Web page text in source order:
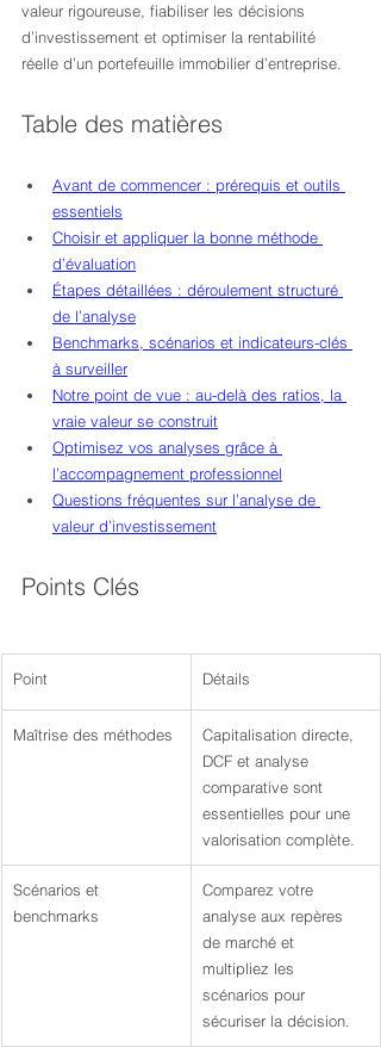
valeur rigoureuse, fiabiliser les décisions
d’investissement et optimiser la rentabilité
réelle d’un portefeuille immobilier d’entreprise.
Table des matières
Avant de commencer : prérequis et outils
essentiels
Choisir et appliquer la bonne méthode
d’évaluation
Étapes détaillées : déroulement structuré
de l’analyse
Benchmarks, scénarios et indicateurs-clés
à surveiller
Notre point de vue : au-delà des ratios, la
vraie valeur se construit
Optimisez vos analyses grâce à
l’accompagnement professionnel
Questions fréquentes sur l’analyse de
valeur d’investissement
Points Clés
Point Détails
Maîtrise des méthodes
Capitalisation directe,
DCF et analyse
comparative sont
essentielles pour une
valorisation complète.
Scénarios et
benchmarks
Comparez votre
analyse aux repères
de marché et
multipliez les
scénarios pour
sécuriser la décision.